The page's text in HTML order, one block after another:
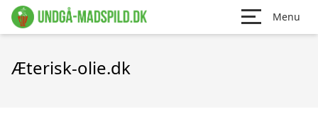
Menu
Æterisk-olie.dk